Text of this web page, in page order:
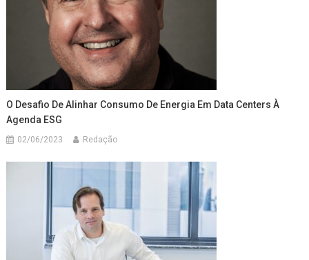
O Desafio De Alinhar Consumo De Energia Em Data Centers À
Agenda ESG
02/06/2023 Redação